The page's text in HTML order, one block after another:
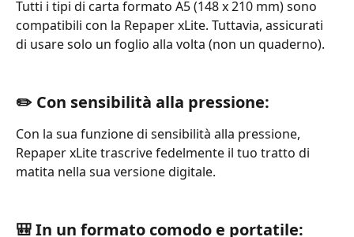
Tutti i tipi di carta formato A5 (148 x 210 mm) sono
compatibili con la Repaper xLite. Tuttavia, assicurati
di usare solo un foglio alla volta (non un quaderno).
✏️ Con sensibilità alla pressione:
Con la sua funzione di sensibilità alla pressione,
Repaper xLite trascrive fedelmente il tuo tratto di
matita nella sua versione digitale.
🎒 In un formato comodo e portatile: